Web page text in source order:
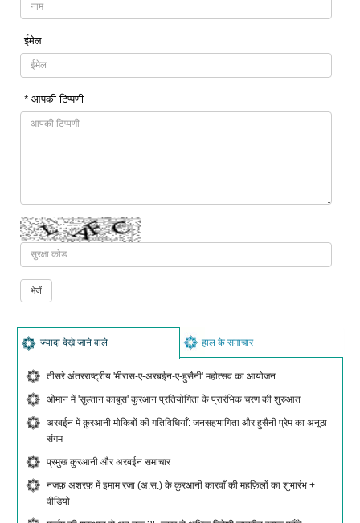
ईमेल
* आपकी टिप्पणी
ज्यादा देख़े जाने वाले हाल के समाचार
तीसरे अंतरराष्ट्रीय 'मीरास-ए-अरबईन-ए-हुसैनी' महोत्सव का आयोजन
ओमान में 'सुल्तान क़ाबूस' क़ुरआन प्रतियोगिता के प्रारंभिक चरण की शुरुआत
अरबईन में क़ुरआनी मोकिबों की गतिविधियाँ: जनसहभागिता और हुसैनी प्रेम का अनूठा
संगम
प्रमुख क़ुरआनी और अरबईन समाचार
नजफ़ अशरफ़ में इमाम रज़ा (अ.स.) के क़ुरआनी कारवाँ की महफ़िलों का शुभारंभ +
वीडियो